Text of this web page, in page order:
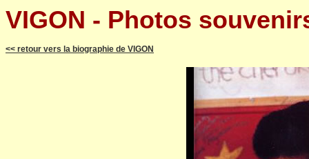
VIGON - Photos
<< retour vers la biographie de VIGON